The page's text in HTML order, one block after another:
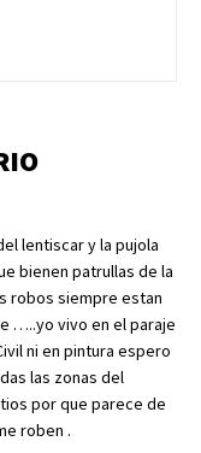
lentiscar y la pujola
bienen patrullas de la
robos siempre estan
…..yo vivo en el paraje
ni en pintura espero
las zonas del
por que parece de
roben .